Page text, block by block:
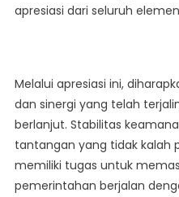
apresiasi dari seluruh
Melalui apresiasi ini,
dan sinergi yang telah
berlanjut. Stabilitas
tantangan yang tidak kalah
memiliki tugas untuk
pemerintahan berjalan